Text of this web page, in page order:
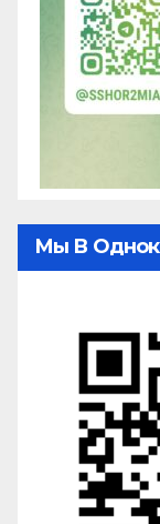
Мы В